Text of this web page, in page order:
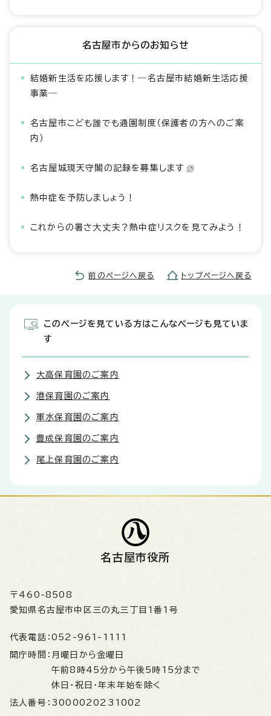
名古屋市からのお知らせ
結婚新生活を応援します！―名古屋市結婚新生活応援
事業―
名古屋市こども誰でも通園制度（保護者の方へのご案
内）
名古屋城現天守閣の記録を募集します
熱中症を予防しましょう！
これからの暑さ大丈夫？熱中症リスクを見てみよう！
前のページへ戻る トップページへ戻る
このページを見ている方はこんなページも見ていま
す
大高保育園のご案内
港保育園のご案内
軍水保育園のご案内
豊成保育園のご案内
尾上保育園のご案内
名古屋市役所
〒460-8508
愛知県名古屋市中区三の丸三丁目1番1号
代表電話： 052-961-1111
開庁時間： 月曜日から金曜日
午前8時45分から午後5時15分まで
休日・祝日・年末年始を除く
法人番号： 3000020231002